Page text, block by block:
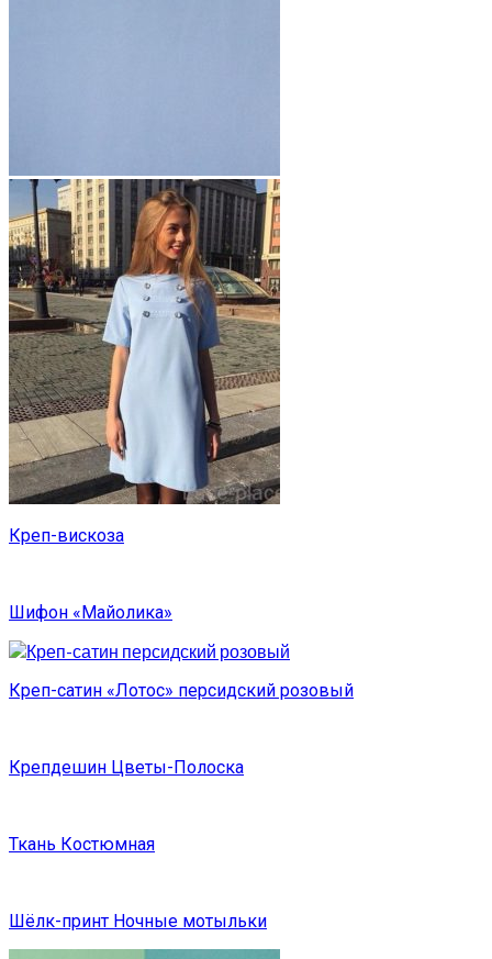
Креп-вискоза
Шифон «Майолика»
Креп-сатин «Лотос» персидский розовый
Крепдешин Цветы-Полоска
Ткань Костюмная
Шёлк-принт Ночные мотыльки